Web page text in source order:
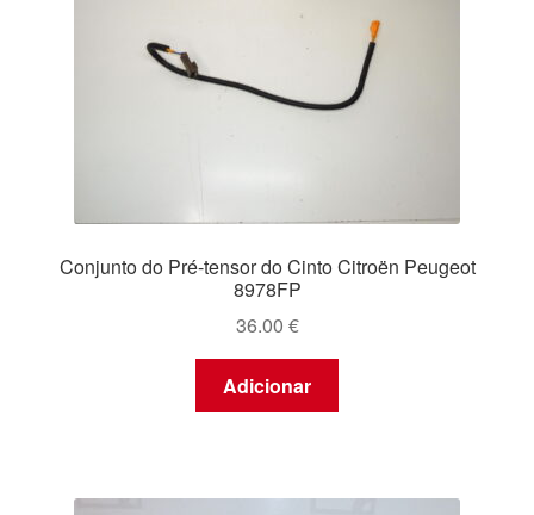
Conjunto do Pré-tensor do Cinto Citroën Peugeot
8978FP
36.00 €
Adicionar